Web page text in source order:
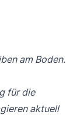
am Boden.
für die
aktuell